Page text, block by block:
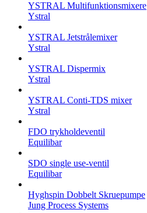
YSTRAL Multifunktionsmixere‍
Ystral
YSTRAL Jetstrålemixer
Ystral
YSTRAL Dispermix
Ystral
YSTRAL Conti-TDS mixer
Ystral
FDO trykholdeventil
Equilibar
SDO single use-ventil
Equilibar
Hyghspin Dobbelt Skruepumpe
Jung Process Systems